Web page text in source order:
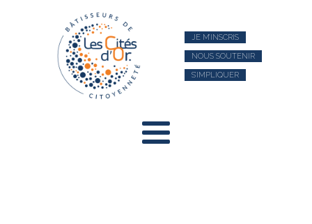
JE M’INSCRIS
NOUS SOUTENIR
S’IMPLIQUER